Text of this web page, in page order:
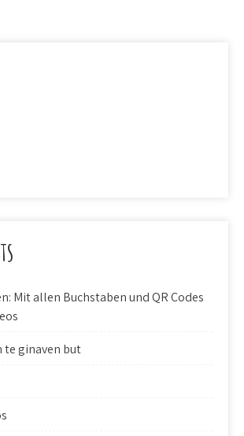
Mit allen Buchstaben und QR Codes
te ginaven but